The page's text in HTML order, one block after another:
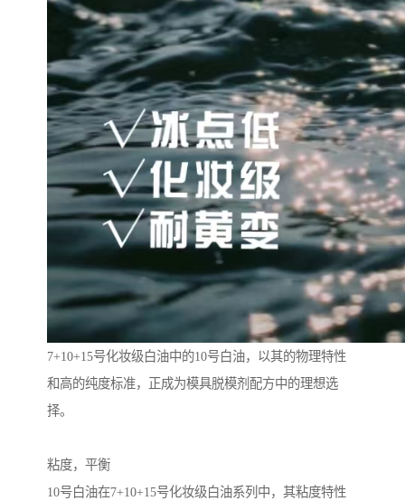
7+10+15号化妆级白油中的10号白油，以其的物理特性
和高的纯度标准，正成为模具脱模剂配方中的理想选
择。
粘度，平衡
10号白油在7+10+15号化妆级白油系列中，其粘度特性